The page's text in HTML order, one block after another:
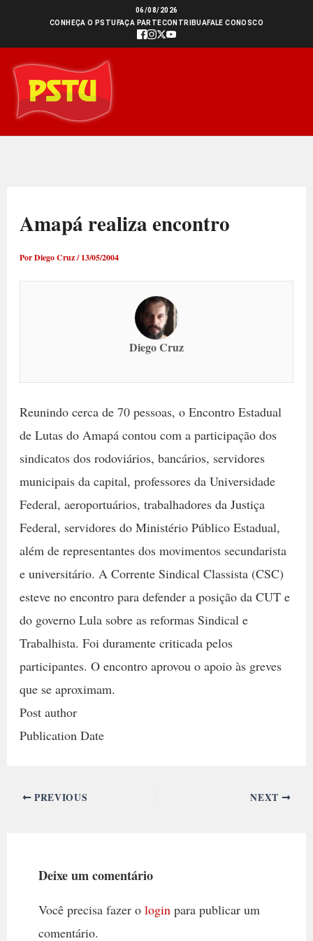
conteúdo
06/08/2026
CONHEÇA O PSTU FAÇA PARTECONTRIBUAFALE CONOSCO
Amapá realiza encontro
PorDiego Cruz/13/05/2004
Diego Cruz
Reunindo cerca de 70 pessoas, o Encontro Estadual
de Lutas do Amapá contou com a participação dos
sindicatos dos rodoviários, bancários, servidores
municipais da capital, professores da Universidade
Federal, aeroportuários, trabalhadores da Justiça
Federal, servidores do Ministério Público Estadual,
além de representantes dos movimentos secundarista
e universitário. A Corrente Sindical Classista (CSC)
esteve no encontro para defender a posição da CUT e
do governo Lula sobre as reformas Sindical e
Trabalhista. Foi duramente criticada pelos
participantes. O encontro aprovou o apoio às greves
que se aproximam.
Post author
Publication Date
PREVIOUS NEXT
Deixe um comentário
Você precisa fazer o loginpara publicar um
comentário.